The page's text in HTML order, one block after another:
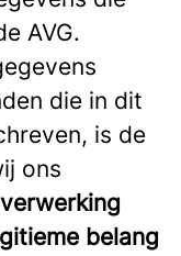
AVG.
die in dit
is de
ons
verwerking
belang